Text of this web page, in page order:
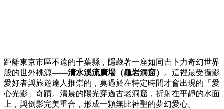
距離東京市區不遠的千葉縣，隱藏著一座如同吉卜力奇幻世界
般的世外桃源——清水溪流廣場（龜岩洞窟） 。這裡最受攝影
愛好者與旅遊達人推崇的，莫過於在特定時間才會出現的「愛
心光影」奇蹟。清晨的陽光穿過古老洞窟，折射在平靜的水面
上，與倒影完美重合，形成一顆無比神聖的夢幻愛心。